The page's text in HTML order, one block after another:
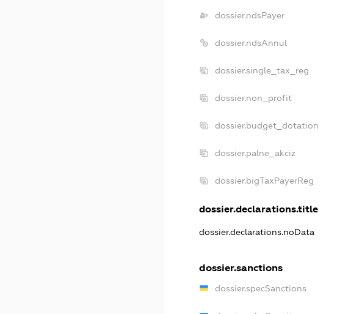
dossier.ndsPayer
dossier.ndsAnnul
dossier.single_tax_reg
dossier.non_profit
dossier.budget_dotation
dossier.palne_akciz
dossier.bigTaxPayerReg
dossier.declarations.title
dossier.declarations.noData
dossier.sanctions
dossier.specSanctions